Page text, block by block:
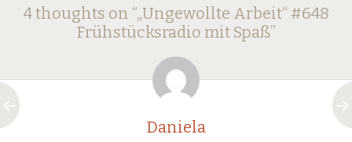
navigation
4 thoughts on “„Ungewollte Arbeit“ #648
Frühstücksradio mit Spaß”
Daniela